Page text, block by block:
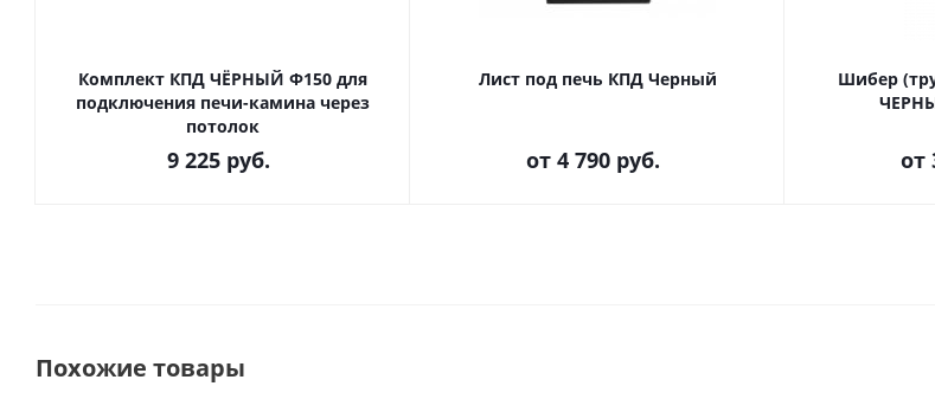
Комплект КПД ЧЁРНЫЙ Ф150 для
подключения печи-камина через
потолок
9 225 руб.
Лист под печь КПД Черный
от 4 790 руб.
Шибер
от
Похожие товары